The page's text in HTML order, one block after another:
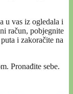
u vas iz ogledala i
račun, pobjegnite
i zakoračite na
Pronađite sebe.